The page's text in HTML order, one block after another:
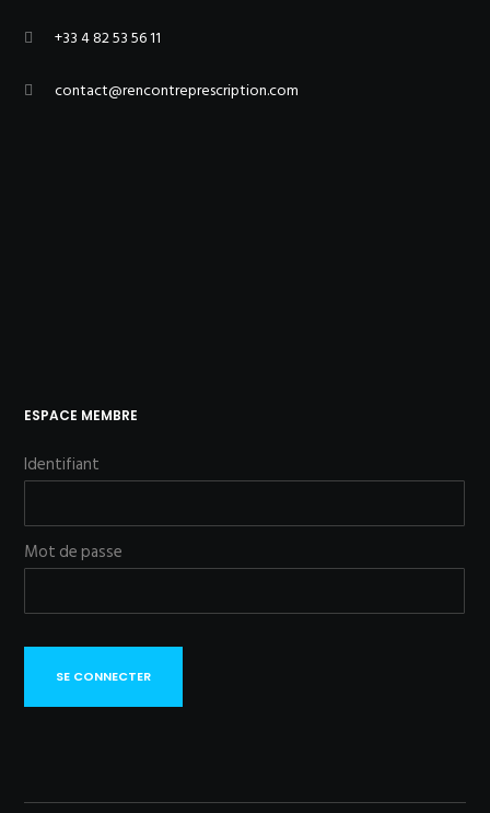
+33 4 82 53 56 11
contact@rencontreprescription.com
ESPACE MEMBRE
Identifiant
Mot de passe
SE CONNECTER